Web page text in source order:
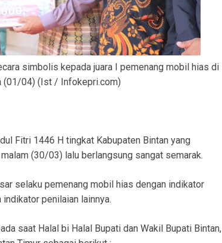
simbolis kepada juara I pemenang mobil hias di
(01/04) (Ist / Infokepri.com)
Fitri 1446 H tingkat Kabupaten Bintan yang
(30/03) lalu berlangsung sangat semarak.
selaku pemenang mobil hias dengan indikator
penilaian lainnya.
saat Halal bi Halal Bupati dan Wakil Bupati Bintan,